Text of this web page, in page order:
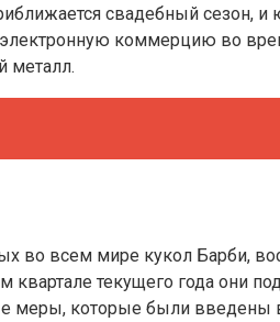
свадебный сезон,
коммерцию во
металл.
во всем мире кукол Барби,
текущего года они
меры, которые были введены